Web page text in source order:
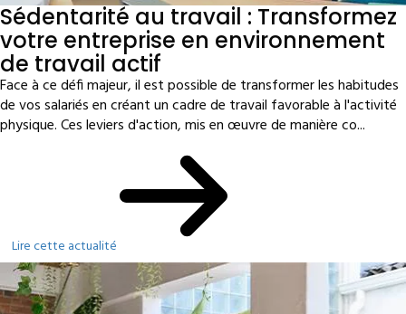
Sédentarité au travail : Transformez
votre entreprise en environnement
de travail actif
Face à ce défi majeur, il est possible de transformer les habitudes
de vos salariés en créant un cadre de travail favorable à l'activité
physique. Ces leviers d'action, mis en œuvre de manière co...
Lire cette actualité